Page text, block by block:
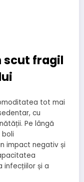
scut fragil
tot mai
cu
Pe lângă
impact negativ și
infecțiilor și a